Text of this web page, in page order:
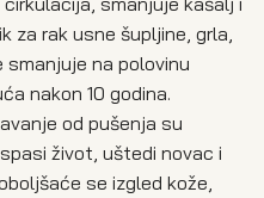
za rak usne šupljine, grla,
smanjuje na polovinu
nakon 10 godina.
od pušenja su
život, uštedi novac i
se izgled kože,